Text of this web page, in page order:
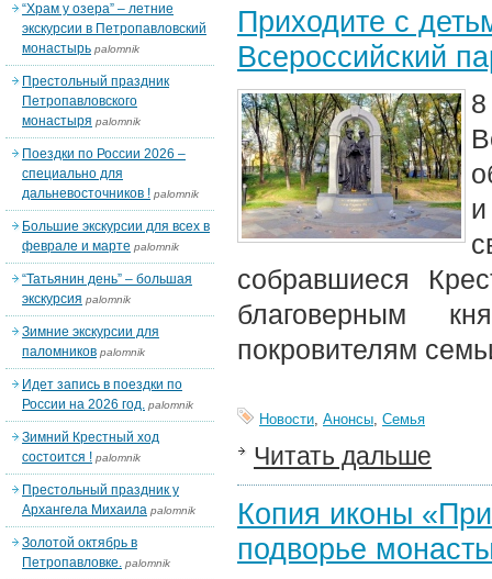
Приходите с
Всероссийский
собравшиеся
благоверным
покровителям
Новости, Анонсы, Семья
Читать дальше
Копия иконы
подворье
“Храм у озера” – летние
экскурсии в Петропавловский
монастырь palomnik
Престольный праздник
Петропавловского
монастыря palomnik
Поездки по России 2026 –
специально для
дальневосточников ! palomnik
Большие экскурсии для всех в
феврале и марте palomnik
“Татьянин день” – большая
экскурсия palomnik
Зимние экскурсии для
паломников palomnik
Идет запись в поездки по
России на 2026 год. palomnik
Зимний Крестный ход
состоится ! palomnik
Престольный праздник у
Архангела Михаила palomnik
Золотой октябрь в
Петропавловке. palomnik